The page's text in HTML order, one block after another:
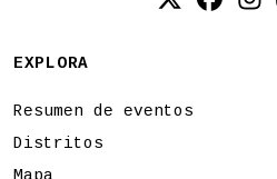
EXPLORA
Resumen de eventos
Distritos